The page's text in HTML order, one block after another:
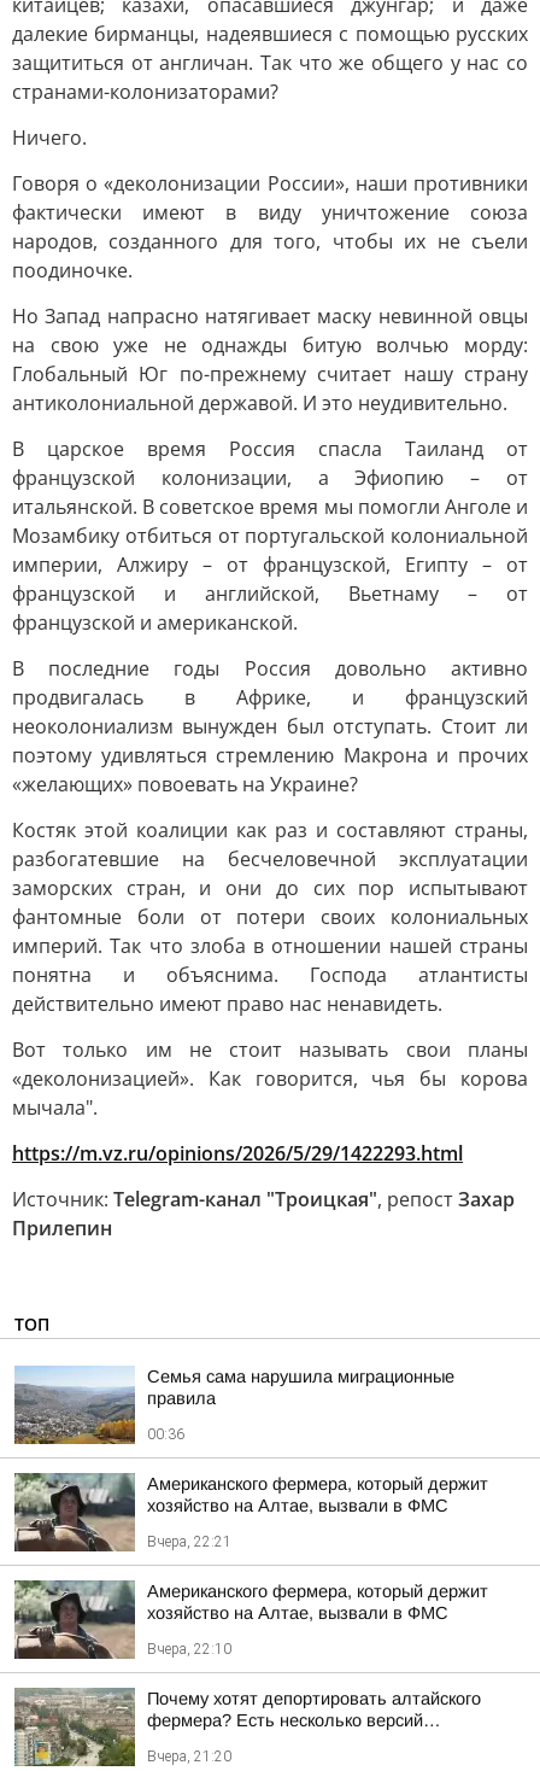
далекие бирманцы, надеявшиеся с помощью русских
защититься от англичан. Так что же общего у нас со
странами-колонизаторами?
Ничего.
Говоря о «деколонизации России», наши противники
фактически имеют в виду уничтожение союза
народов, созданного для того, чтобы их не съели
поодиночке.
Но Запад напрасно натягивает маску невинной овцы
на свою уже не однажды битую волчью морду:
Глобальный Юг по-прежнему считает нашу страну
антиколониальной державой. И это неудивительно.
В царское время Россия спасла Таиланд от
французской колонизации, а Эфиопию – от
итальянской. В советское время мы помогли Анголе и
Мозамбику отбиться от португальской колониальной
империи, Алжиру – от французской, Египту – от
французской и английской, Вьетнаму – от
французской и американской.
В последние годы Россия довольно активно
продвигалась в Африке, и французский
неоколониализм вынужден был отступать. Стоит ли
поэтому удивляться стремлению Макрона и прочих
«желающих» повоевать на Украине?
Костяк этой коалиции как раз и составляют страны,
разбогатевшие на бесчеловечной эксплуатации
заморских стран, и они до сих пор испытывают
фантомные боли от потери своих колониальных
империй. Так что злоба в отношении нашей страны
понятна и объяснима. Господа атлантисты
действительно имеют право нас ненавидеть.
Вот только им не стоит называть свои планы
«деколонизацией». Как говорится, чья бы корова
мычала".
https://m.vz.ru/opinions/2026/5/29/1422293.html
Источник: Telegram-канал "Троицкая", репостЗахар
Прилепин
ТОП
Семья сама нарушила миграционные
правила
00:36
Американского фермера, который держит
хозяйство на Алтае, вызвали в ФМС
Вчера, 22:21
Американского фермера, который держит
хозяйство на Алтае, вызвали в ФМС
Вчера, 22:10
Почему хотят депортировать алтайского
фермера? Есть несколько версий…
Вчера, 21:20